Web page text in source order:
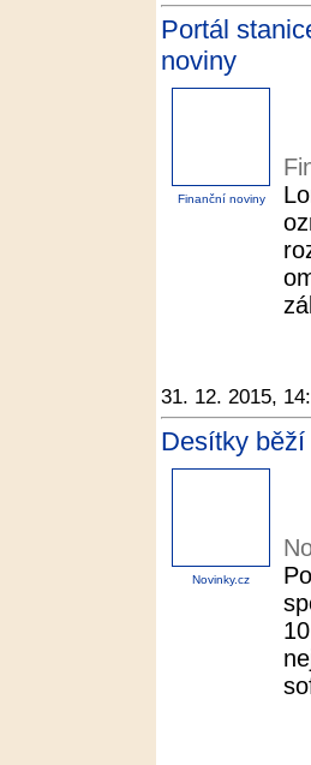
Portál
noviny
Finanční noviny
31. 12. 2015,
Desítky
Novinky.cz